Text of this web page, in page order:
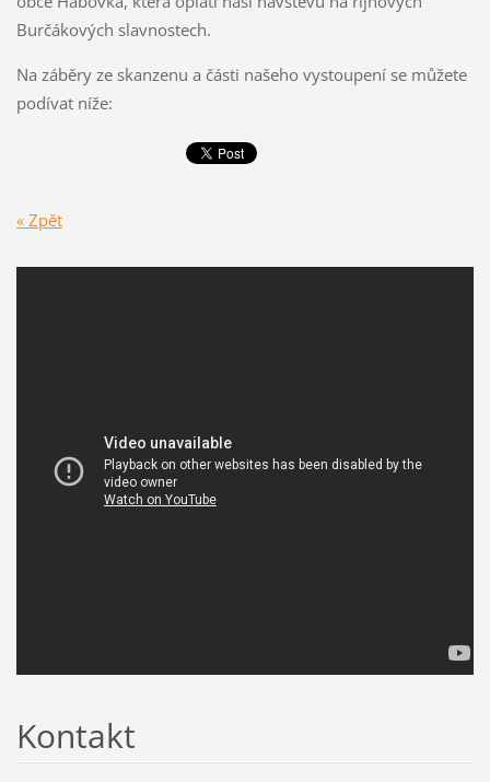
Burčákových slavnostech.
Na záběry ze skanzenu a části našeho vystoupení se můžete
podívat níže:
« Zpět
Kontakt